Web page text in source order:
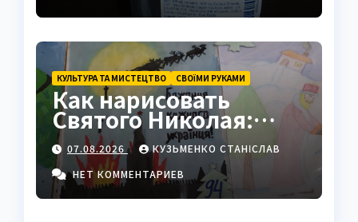
КУЛЬТУРА ТА МИСТЕЦТВО СВОЇМИ РУКАМИ
Как нарисовать
Святого Николая:
полный пошаговый
гайд с секретами
мастеров
07.08.2026
КУЗЬМЕНКО СТАНІСЛАВ
НЕТ КОММЕНТАРИЕВ